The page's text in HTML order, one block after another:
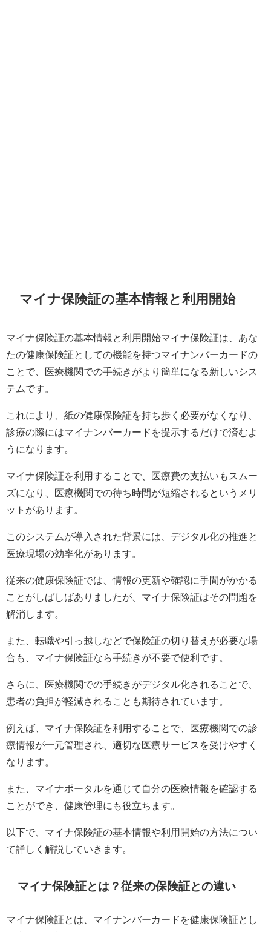
マイナ保険証の基本情報と利用開始
マイナ保険証の基本情報と利用開始マイナ保険証は、あな
たの健康保険証としての機能を持つマイナンバーカードの
ことで、医療機関での手続きがより簡単になる新しいシス
テムです。
これにより、紙の健康保険証を持ち歩く必要がなくなり、
診療の際にはマイナンバーカードを提示するだけで済むよ
うになります。
マイナ保険証を利用することで、医療費の支払いもスムー
ズになり、医療機関での待ち時間が短縮されるというメリ
ットがあります。
このシステムが導入された背景には、デジタル化の推進と
医療現場の効率化があります。
従来の健康保険証では、情報の更新や確認に手間がかかる
ことがしばしばありましたが、マイナ保険証はその問題を
解消します。
また、転職や引っ越しなどで保険証の切り替えが必要な場
合も、マイナ保険証なら手続きが不要で便利です。
さらに、医療機関での手続きがデジタル化されることで、
患者の負担が軽減されることも期待されています。
例えば、マイナ保険証を利用することで、医療機関での診
療情報が一元管理され、適切な医療サービスを受けやすく
なります。
また、マイナポータルを通じて自分の医療情報を確認する
ことができ、健康管理にも役立ちます。
以下で、マイナ保険証の基本情報や利用開始の方法につい
て詳しく解説していきます。
マイナ保険証とは？従来の保険証との違い
マイナ保険証とは、マイナンバーカードを健康保険証とし